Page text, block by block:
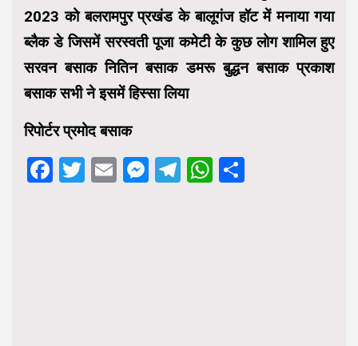
2023 को बलरामपुर प्रखंड के बालूगंज हॉट में मनाया गया
ब्लैक डे जिसमें सरस्वती पूजा कमेटी के कुछ लोग शामिल हुए
सरवन बसाक नितिन बसाक डमरू बुद्धन बसाक प्रकाश
बसाक सभी ने इसमें हिस्सा लिया
रिपोर्टर प्रमोद बसाक
Facebook
Twitter
EmailMessenger
Telegram
WhatsApp